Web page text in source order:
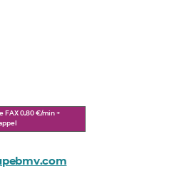
FAX 0,80 €/min +